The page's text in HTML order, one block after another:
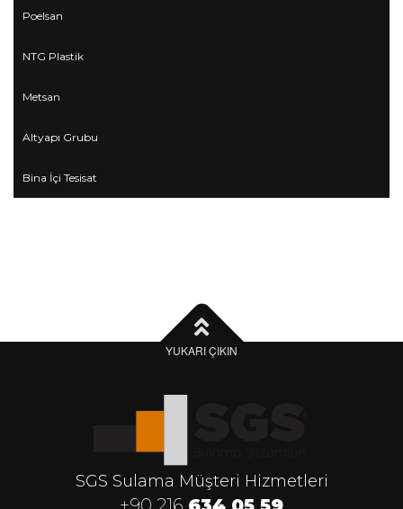
Poelsan
NTG Plastik
Metsan
Altyapı Grubu
Bina İçi Tesisat
YUKARI ÇIKIN
SGS Sulama Müşteri Hizmetleri